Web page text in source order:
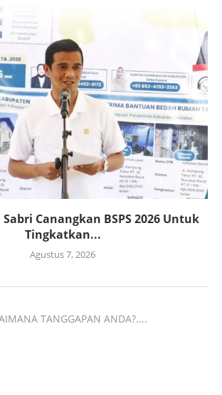
Canangkan BSPS 2026 Untuk
Tingkatkan...
Agustus 7, 2026
TANGGAPAN ANDA?....